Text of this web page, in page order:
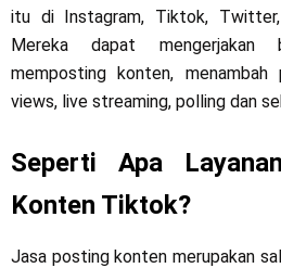
itu di Instagram, Tiktok,
Mereka dapat mengerjakan
memposting konten, menambah
views, live streaming, polling dan
Seperti Apa
Konten Tiktok?
Jasa posting konten merupakan